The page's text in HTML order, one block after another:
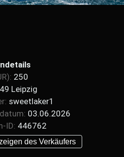
250
Leipzig
sweetlaker1
03.06.2026
ID: 446762
des Verkäufers